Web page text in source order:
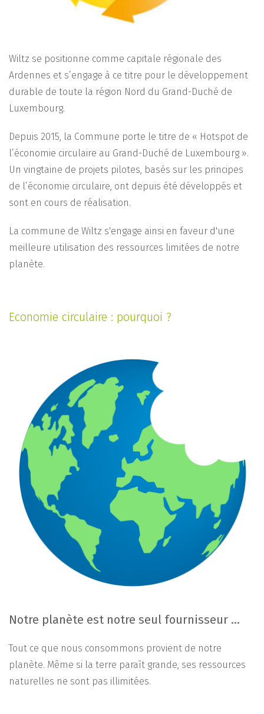
Wiltz se positionne comme capitale régionale des
Ardennes et s’engage à ce titre pour le développement
durable de toute la région Nord du Grand-Duché de
Luxembourg.
Depuis 2015, la Commune porte le titre de « Hotspot de
l’économie circulaire au Grand-Duché de Luxembourg ».
Un vingtaine de projets pilotes, basés sur les principes
de l’économie circulaire, ont depuis été développés et
sont en cours de réalisation.
La commune de Wiltz s'engage ainsi en faveur d'une
meilleure utilisation des ressources limitées de notre
planète.
Economie circulaire : pourquoi ?
Notre planète est notre seul fournisseur …
Tout ce que nous consommons provient de notre
planète. Même si la terre paraît grande, ses ressources
naturelles ne sont pas illimitées.